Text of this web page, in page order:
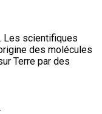
Les scientifiques
des molécules
Terre par des